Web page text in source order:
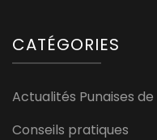
CATÉGORIES
Actualités Punaises de
Conseils pratiques